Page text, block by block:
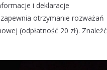
i deklaracje
otrzymanie rozważań
(odpłatność 20 zł). Znaleźć